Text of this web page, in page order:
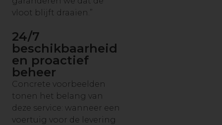
vloot blijft draaien.”
24/7
beschikbaarheid
en proactief
beheer
Concrete voorbeelden
tonen het belang van
deze service: wanneer een
voertuig voor de levering